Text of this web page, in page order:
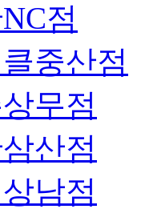
점
중산점
무점
산점
남점